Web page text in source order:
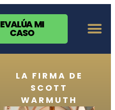
EVALÚA MI
CASO
LA FIRMA DE
SCOTT
WARMUTH